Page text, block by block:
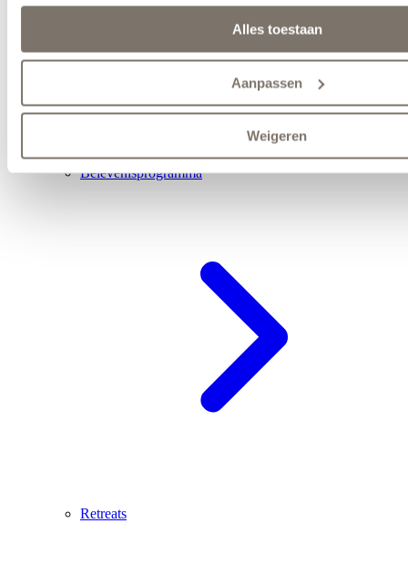
Alles toestaan
Aanpassen
Weigeren
Belevenisprogramma
Retreats